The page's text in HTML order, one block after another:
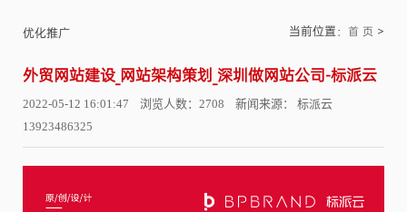
优化推广 当前位置： 首 页 >
外贸网站建设_网站架构策划_深圳做网站公司-标派云
2022-05-12 16:01:47 浏览人数：2708 新闻来源： 标派云
13923486325